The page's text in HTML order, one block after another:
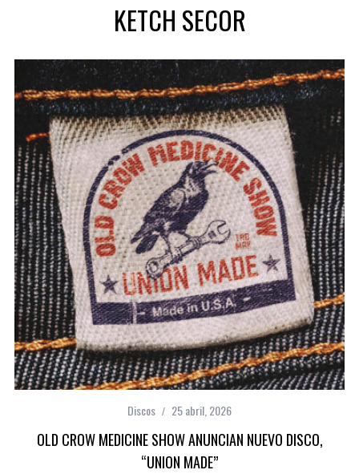
KETCH SECOR
Discos 25 abril, 2026
OLD CROW MEDICINE SHOW ANUNCIAN NUEVO DISCO,
“UNION MADE”